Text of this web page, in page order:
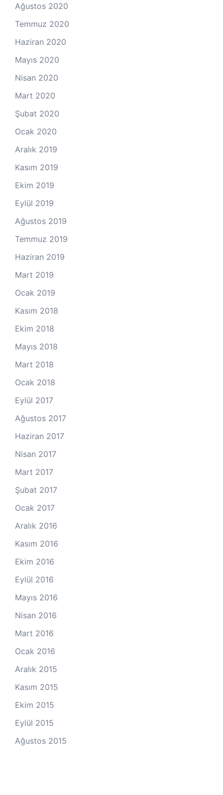
Ağustos 2020
Temmuz 2020
Haziran 2020
Mayıs 2020
Nisan 2020
Mart 2020
Şubat 2020
Ocak 2020
Aralık 2019
Kasım 2019
Ekim 2019
Eylül 2019
Ağustos 2019
Temmuz 2019
Haziran 2019
Mart 2019
Ocak 2019
Kasım 2018
Ekim 2018
Mayıs 2018
Mart 2018
Ocak 2018
Eylül 2017
Ağustos 2017
Haziran 2017
Nisan 2017
Mart 2017
Şubat 2017
Ocak 2017
Aralık 2016
Kasım 2016
Ekim 2016
Eylül 2016
Mayıs 2016
Nisan 2016
Mart 2016
Ocak 2016
Aralık 2015
Kasım 2015
Ekim 2015
Eylül 2015
Ağustos 2015